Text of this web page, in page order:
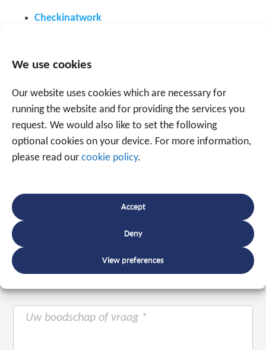
We use cookies
Our website uses cookies which are necessary for
running the website and for providing the services you
request. We would also like to set the following
optional cookies on your device. For more information,
please read our cookie policy.
Accept
Deny
View preferences
Checkinatwork
aanhangwagens
Spreek een expert
+31 88 225 2255
Of maak gebruik van onderstaand formulier.